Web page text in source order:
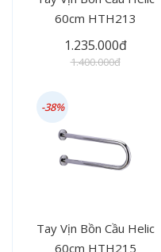
60cm HTH213
1.235.000đ
1.400.000đ
Tay Vịn Bồn Cầu Helic
60cm HTH215
-38%